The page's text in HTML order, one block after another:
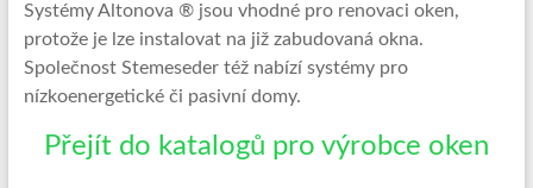
Systémy Altonova ® jsou vhodné pro renovaci oken,
protože je lze instalovat na již zabudovaná okna.
Společnost Stemeseder též nabízí systémy pro
nízkoenergetické či pasivní domy.
Přejít do katalogů pro výrobce oken